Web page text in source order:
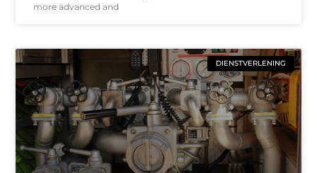
more advanced and
DIENSTVERLENING